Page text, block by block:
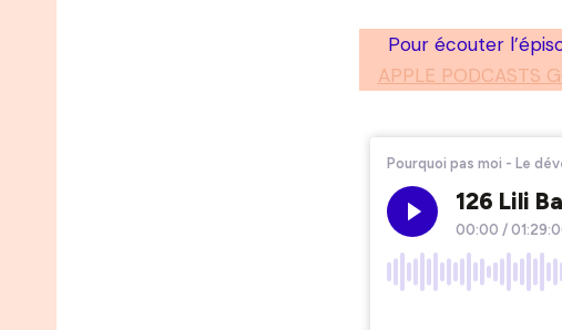
Pour écouter
APPLE PODCASTS